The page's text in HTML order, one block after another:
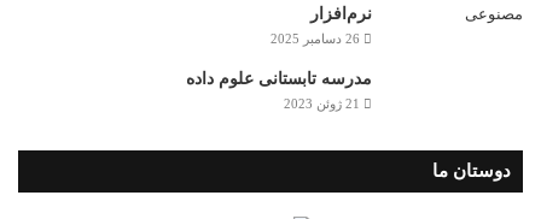
نرم‌افزار
26 دسامبر 2025
مدرسه تابستانی علوم داده
21 ژوئن 2023
دوستان ما